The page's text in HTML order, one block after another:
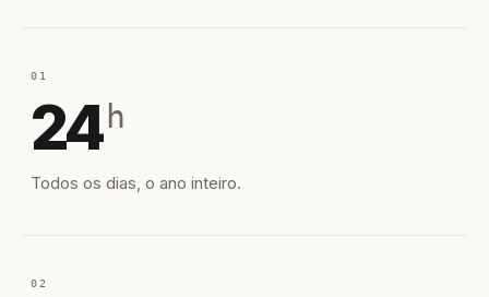
01
24 h
Todos os dias, o ano inteiro.
02